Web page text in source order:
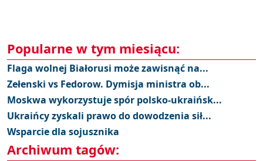
Popularne w tym miesiącu:
Flaga wolnej Białorusi może zawisnąć na...
Zełenski vs Fedorow. Dymisja ministra ob...
Moskwa wykorzystuje spór polsko-ukraińsk...
Ukraińcy zyskali prawo do dowodzenia sił...
Wsparcie dla sojusznika
Archiwum tagów: